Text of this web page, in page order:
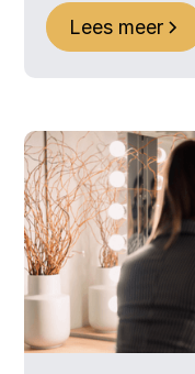
Lees meer